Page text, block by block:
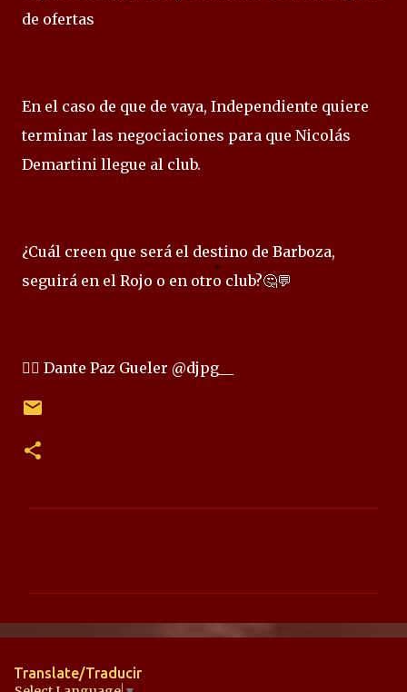
de ofertas
En el caso de que de vaya, Independiente quiere
terminar las negociaciones para que Nicolás
Demartini llegue al club.
¿Cuál creen que será el destino de Barboza,
seguirá en el Rojo o en otro club?🤔💬
✍🏻 Dante Paz Gueler @djpg__
n
Translate/Traducir